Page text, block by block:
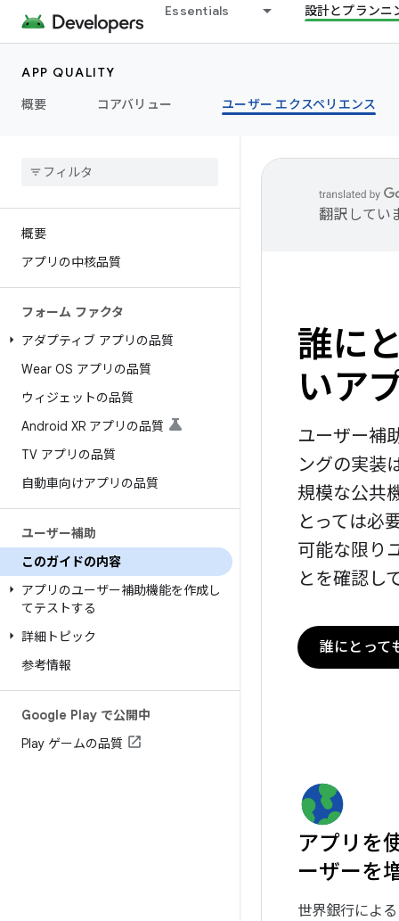
Essentials 設計とプランニ
APP QUALITY
概要
コアバリュー ユーザー エクスペリエンス
概要
アプリの中核品質
フォーム ファクタ
アダプティブ アプリの品質
Wear OS アプリの品質
ウィジェットの品質
Android XR アプリの品質
TV アプリの品質
自動車向けアプリの品質
ユーザー補助
このガイドの内容
アプリのユーザー補助機能を作成し
てテストする
詳細トピック
参考情報
Google Play で公開中
Play ゲームの品質
翻訳してい
誰に
いア
ユーザー補
ングの実装
規模な公共
とっては必
可能な限り
とを確認し
誰にとって
アプリを
ーザーを
世界銀行によ